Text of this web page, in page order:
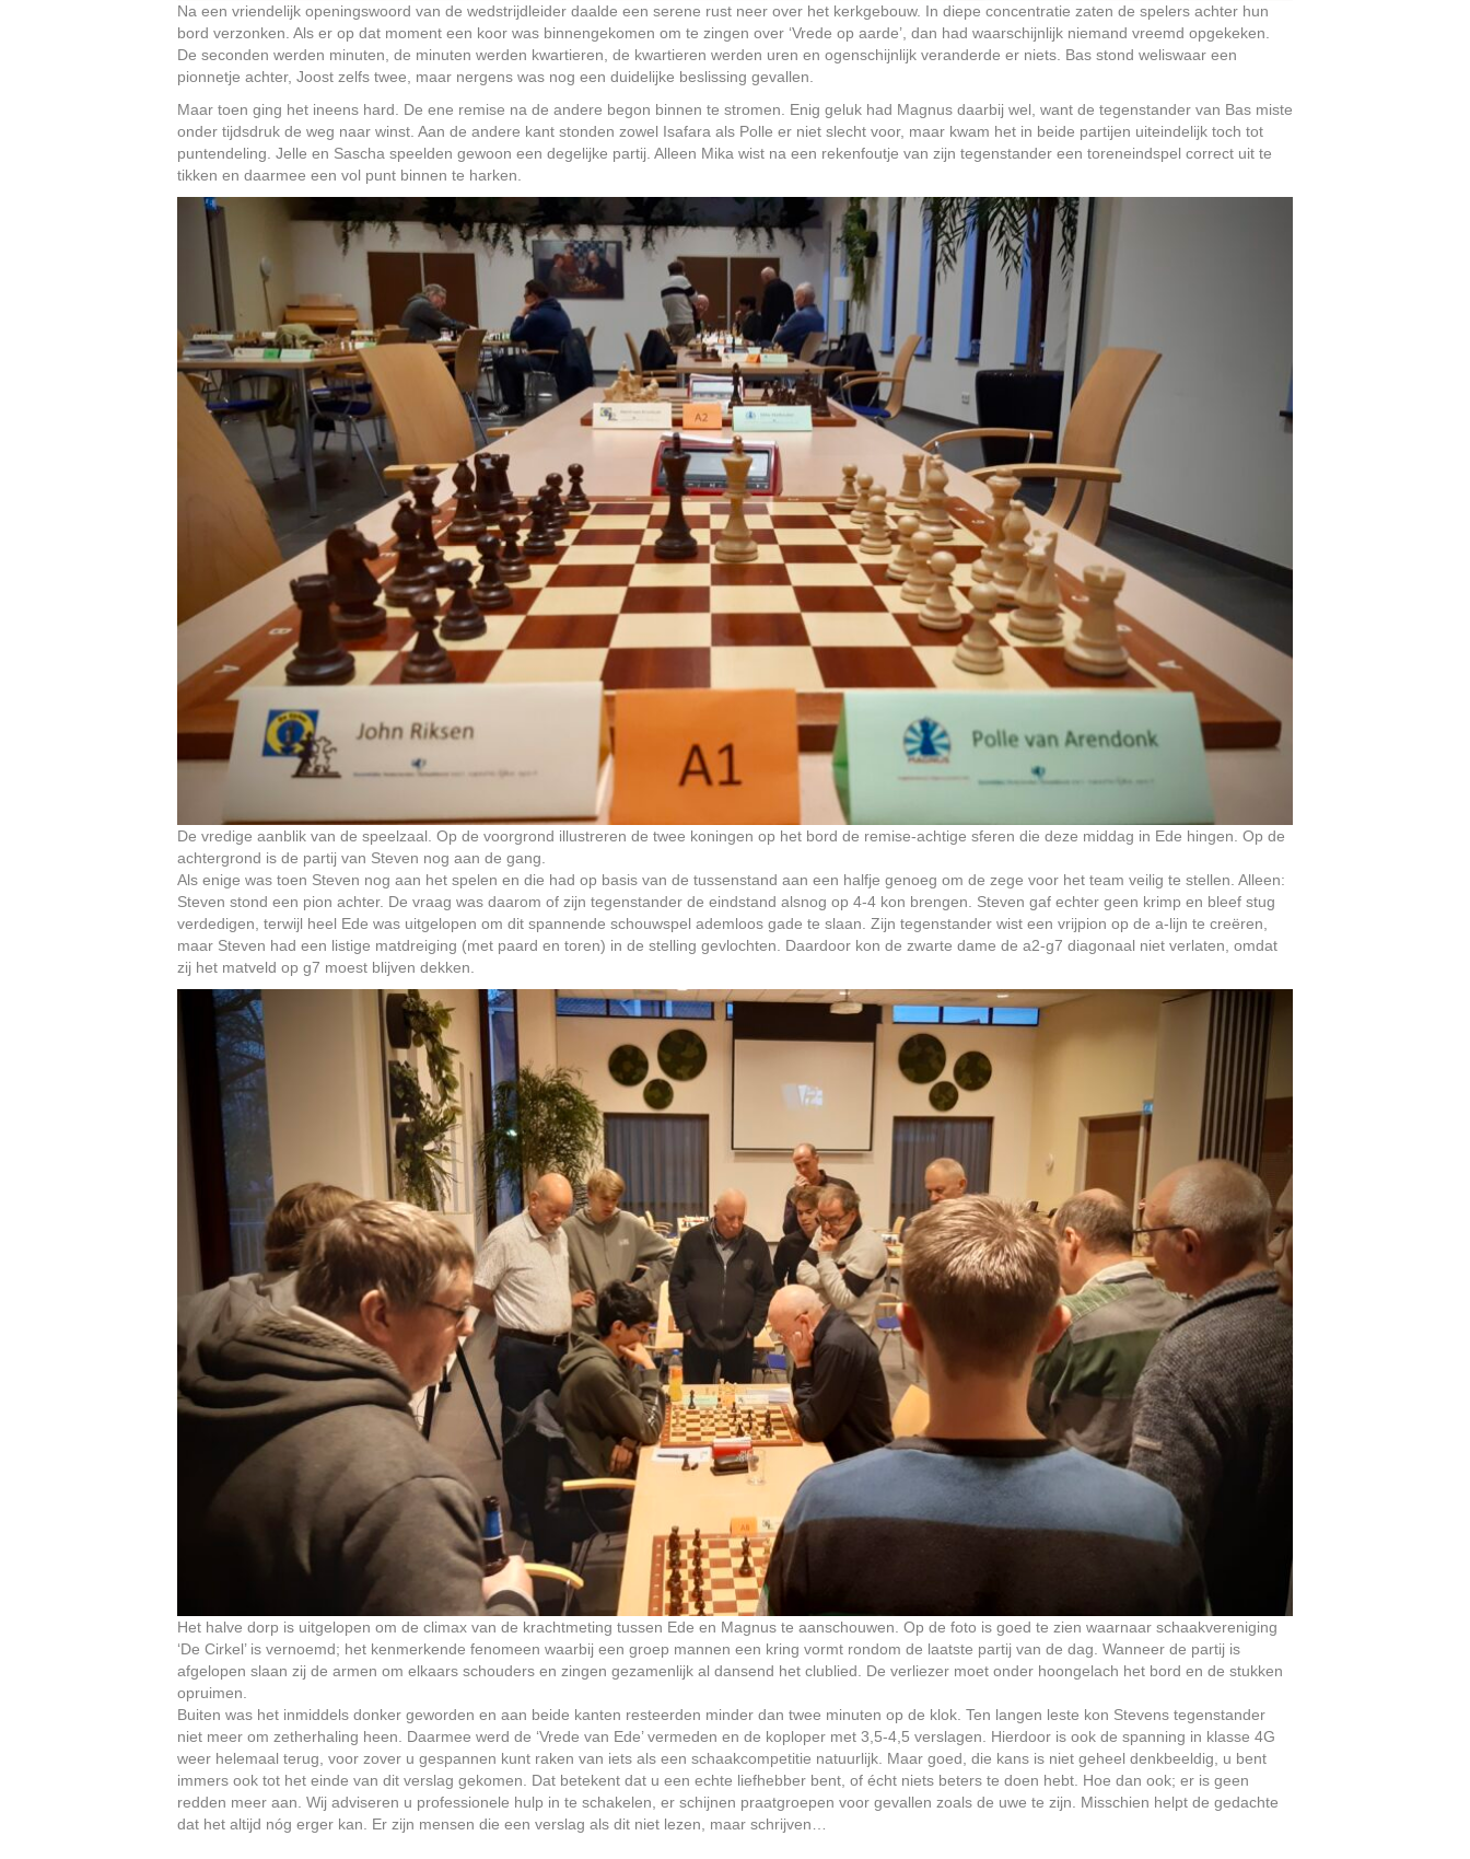
Na een vriendelijk openingswoord van de wedstrijdleider daalde een serene rust neer over het kerkgebouw. In diepe concentratie zaten de spelers achter hun
bord verzonken. Als er op dat moment een koor was binnengekomen om te zingen over ‘Vrede op aarde’, dan had waarschijnlijk niemand vreemd opgekeken.
De seconden werden minuten, de minuten werden kwartieren, de kwartieren werden uren en ogenschijnlijk veranderde er niets. Bas stond weliswaar een
pionnetje achter, Joost zelfs twee, maar nergens was nog een duidelijke beslissing gevallen.
Maar toen ging het ineens hard. De ene remise na de andere begon binnen te stromen. Enig geluk had Magnus daarbij wel, want de tegenstander van Bas miste
onder tijdsdruk de weg naar winst. Aan de andere kant stonden zowel Isafara als Polle er niet slecht voor, maar kwam het in beide partijen uiteindelijk toch tot
puntendeling. Jelle en Sascha speelden gewoon een degelijke partij. Alleen Mika wist na een rekenfoutje van zijn tegenstander een toreneindspel correct uit te
tikken en daarmee een vol punt binnen te harken.
De vredige aanblik van de speelzaal. Op de voorgrond illustreren de twee koningen op het bord de remise-achtige sferen die deze middag in Ede hingen. Op de
achtergrond is de partij van Steven nog aan de gang.
Als enige was toen Steven nog aan het spelen en die had op basis van de tussenstand aan een halfje genoeg om de zege voor het team veilig te stellen. Alleen:
Steven stond een pion achter. De vraag was daarom of zijn tegenstander de eindstand alsnog op 4-4 kon brengen. Steven gaf echter geen krimp en bleef stug
verdedigen, terwijl heel Ede was uitgelopen om dit spannende schouwspel ademloos gade te slaan. Zijn tegenstander wist een vrijpion op de a-lijn te creëren,
maar Steven had een listige matdreiging (met paard en toren) in de stelling gevlochten. Daardoor kon de zwarte dame de a2-g7 diagonaal niet verlaten, omdat
zij het matveld op g7 moest blijven dekken.
Het halve dorp is uitgelopen om de climax van de krachtmeting tussen Ede en Magnus te aanschouwen. Op de foto is goed te zien waarnaar schaakvereniging
‘De Cirkel’ is vernoemd; het kenmerkende fenomeen waarbij een groep mannen een kring vormt rondom de laatste partij van de dag. Wanneer de partij is
afgelopen slaan zij de armen om elkaars schouders en zingen gezamenlijk al dansend het clublied. De verliezer moet onder hoongelach het bord en de stukken
opruimen.
Buiten was het inmiddels donker geworden en aan beide kanten resteerden minder dan twee minuten op de klok. Ten langen leste kon Stevens tegenstander
niet meer om zetherhaling heen. Daarmee werd de ‘Vrede van Ede’ vermeden en de koploper met 3,5-4,5 verslagen. Hierdoor is ook de spanning in klasse 4G
weer helemaal terug, voor zover u gespannen kunt raken van iets als een schaakcompetitie natuurlijk. Maar goed, die kans is niet geheel denkbeeldig, u bent
immers ook tot het einde van dit verslag gekomen. Dat betekent dat u een echte liefhebber bent, of écht niets beters te doen hebt. Hoe dan ook; er is geen
redden meer aan. Wij adviseren u professionele hulp in te schakelen, er schijnen praatgroepen voor gevallen zoals de uwe te zijn. Misschien helpt de gedachte
dat het altijd nóg erger kan. Er zijn mensen die een verslag als dit niet lezen, maar schrijven…